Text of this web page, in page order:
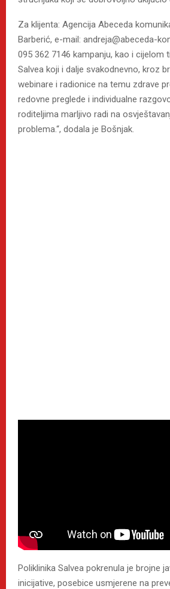
Za klijenta: Agencija Abeceda
Barberić, e-mail: andreja@abeceda-
095 362 7146 kampanju, kao i cijelom
Salvea koji i dalje svakodnevno, kroz
webinare i radionice na temu zdrave
redovne preglede i individualne
roditeljima marljivo radi na
problema.“, dodala je Bošnjak.
Poliklinika Salvea pokrenula je brojne
inicijative, posebice usmjerene na